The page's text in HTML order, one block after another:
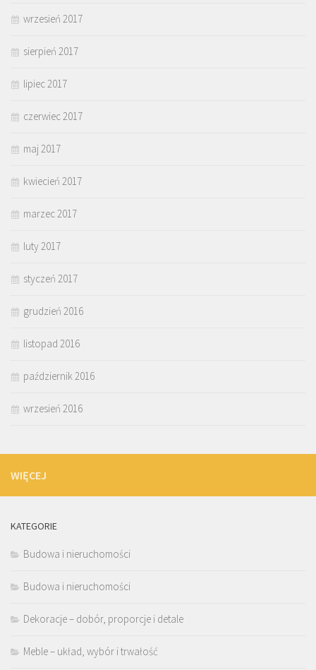
wrzesień 2017
sierpień 2017
lipiec 2017
czerwiec 2017
maj 2017
kwiecień 2017
marzec 2017
luty 2017
styczeń 2017
grudzień 2016
listopad 2016
październik 2016
wrzesień 2016
WIĘCEJ
KATEGORIE
Budowa i nieruchomości
Budowa i nieruchomości
Dekoracje – dobór, proporcje i detale
Meble – układ, wybór i trwałość